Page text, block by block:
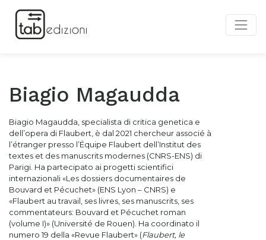
Biagio Magaudda
Biagio Magaudda, specialista di critica genetica e
dell’opera di Flaubert, è dal 2021 chercheur associé à
l’étranger presso l’Équipe Flaubert dell’Institut des
textes et des manuscrits modernes (CNRS-ENS) di
Parigi. Ha partecipato ai progetti scientifici
internazionali «Les dossiers documentaires de
Bouvard et Pécuchet» (ENS Lyon – CNRS) e
«Flaubert au travail, ses livres, ses manuscrits, ses
commentateurs: Bouvard et Pécuchet roman
(volume I)» (Université de Rouen). Ha coordinato il
numero 19 della «Revue Flaubert» (Flaubert, le